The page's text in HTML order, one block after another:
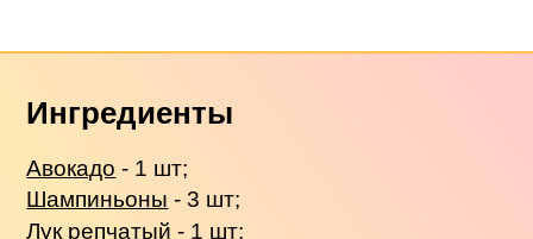
Ингредиенты
Авокадо - 1 шт;
Шампиньоны - 3 шт;
Лук репчатый - 1 шт;